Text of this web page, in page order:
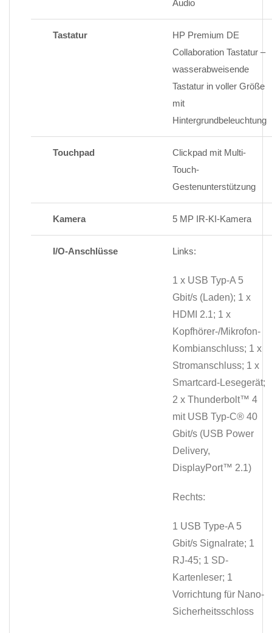
Audio
Tastatur
HP Premium DE
Collaboration Tastatur –
wasserabweisende
Tastatur in voller Größe
mit
Hintergrundbeleuchtung
Touchpad
Clickpad mit Multi-
Touch-
Gestenunterstützung
Kamera 5 MP IR-KI-Kamera
I/O-Anschlüsse Links:
1 x USB Typ-A 5
Gbit/s (Laden); 1 x
HDMI 2.1; 1 x
Kopfhörer-/Mikrofon-
Kombianschluss; 1 x
Stromanschluss; 1 x
Smartcard-Lesegerät;
2 x Thunderbolt™ 4
mit USB Typ-C® 40
Gbit/s (USB Power
Delivery,
DisplayPort™ 2.1)
Rechts:
1 USB Type-A 5
Gbit/s Signalrate; 1
RJ-45; 1 SD-
Kartenleser; 1
Vorrichtung für Nano-
Sicherheitsschloss